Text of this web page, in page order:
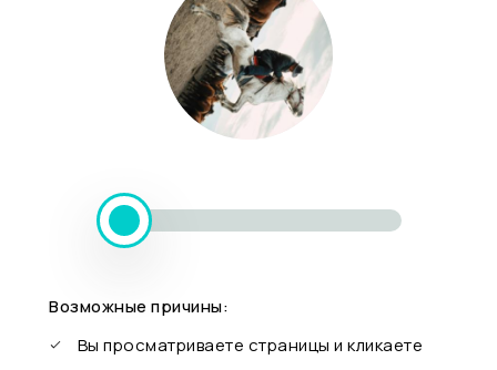
Возможные причины:
Вы просматриваете страницы и кликаете